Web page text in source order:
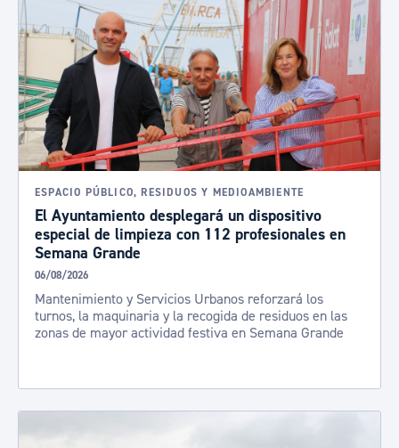
ESPACIO PÚBLICO, RESIDUOS Y MEDIOAMBIENTE
El Ayuntamiento desplegará un dispositivo
especial de limpieza con 112 profesionales en
Semana Grande
06/08/2026
Mantenimiento y Servicios Urbanos reforzará los
turnos, la maquinaria y la recogida de residuos en las
zonas de mayor actividad festiva en Semana Grande